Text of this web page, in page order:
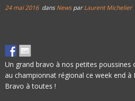
24 mai 2016dansNewsparLaurent Michelier
Un grand bravo à nos petites poussines
au championnat régional ce week end à
Bravo à toutes !